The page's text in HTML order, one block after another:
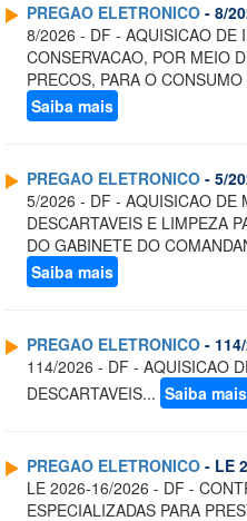
PREGAO ELETRONICO - 8/
8/2026 - DF - AQUISICAO DE
CONSERVACAO, POR MEIO
PRECOS, PARA O
Saiba mais
PREGAO ELETRONICO - 5/
5/2026 - DF - AQUISICAO DE
DESCARTAVEIS E LIMPEZA
DO GABINETE DO
Saiba mais
PREGAO ELETRONICO -
114/2026 - DF - AQUISICAO
DESCARTAVEIS... Saiba mais
PREGAO ELETRONICO - LE
LE 2026-16/2026 - DF -
ESPECIALIZADAS PARA